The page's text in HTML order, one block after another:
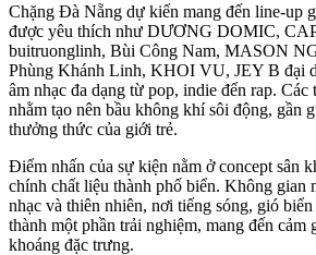
Chặng Đà Nẵng dự kiến mang đến line-up
được yêu thích như DƯƠNG DOMIC,
buitruonglinh, Bùi Công Nam, MASON
Phùng Khánh Linh, KHOI VU, JEY B đại
âm nhạc đa dạng từ pop, indie đến rap.
nhằm tạo nên bầu không khí sôi động, gần
thưởng thức của giới trẻ.
Điểm nhấn của sự kiện nằm ở concept sân
chính chất liệu thành phố biển. Không gian
nhạc và thiên nhiên, nơi tiếng sóng, gió
thành một phần trải nghiệm, mang đến cảm
khoáng đặc trưng.